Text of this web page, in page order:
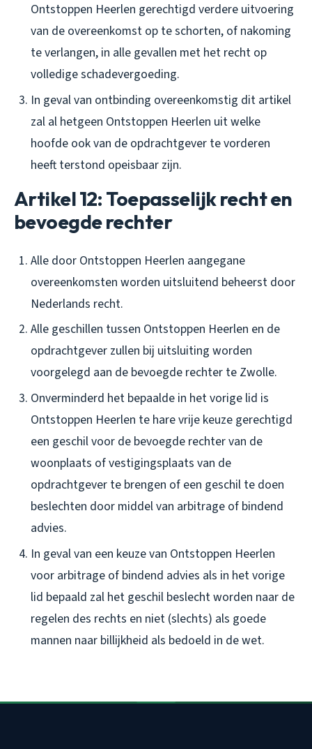
Ontstoppen Heerlen gerechtigd verdere uitvoering
van de overeenkomst op te schorten, of nakoming
te verlangen, in alle gevallen met het recht op
volledige schadevergoeding.
In geval van ontbinding overeenkomstig dit artikel
zal al hetgeen Ontstoppen Heerlen uit welke
hoofde ook van de opdrachtgever te vorderen
heeft terstond opeisbaar zijn.
Artikel 12: Toepasselijk recht en
bevoegde rechter
Alle door Ontstoppen Heerlen aangegane
overeenkomsten worden uitsluitend beheerst door
Nederlands recht.
Alle geschillen tussen Ontstoppen Heerlen en de
opdrachtgever zullen bij uitsluiting worden
voorgelegd aan de bevoegde rechter te Zwolle.
Onverminderd het bepaalde in het vorige lid is
Ontstoppen Heerlen te hare vrije keuze gerechtigd
een geschil voor de bevoegde rechter van de
woonplaats of vestigingsplaats van de
opdrachtgever te brengen of een geschil te doen
beslechten door middel van arbitrage of bindend
advies.
In geval van een keuze van Ontstoppen Heerlen
voor arbitrage of bindend advies als in het vorige
lid bepaald zal het geschil beslecht worden naar de
regelen des rechts en niet (slechts) als goede
mannen naar billijkheid als bedoeld in de wet.